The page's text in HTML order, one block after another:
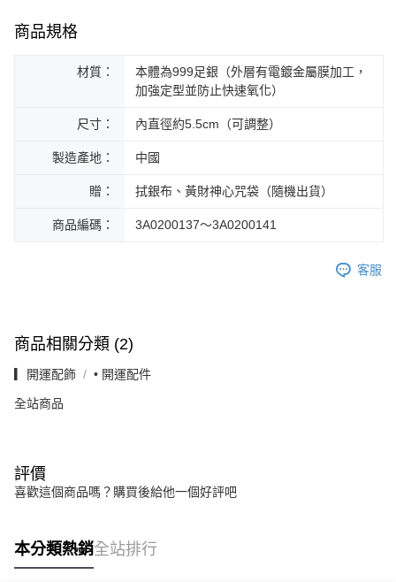
商品規格
材質：
本體為999足銀（外層有電鍍金屬膜加工，
加強定型並防止快速氧化）
尺寸： 內直徑約5.5cm（可調整）
製造產地： 中國
贈： 拭銀布、黃財神心咒袋（隨機出貨）
商品編碼： 3A0200137～3A0200141
客服
商品相關分類 (2)
▎開運配飾 • 開運配件
全站商品
評價
喜歡這個商品嗎？購買後給他一個好評吧
本分類熱銷全站排行